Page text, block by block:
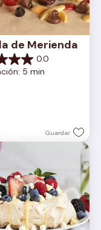
de Merienda
0.0
5 min
Guardar